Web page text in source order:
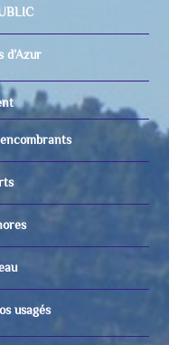
d’Azur
usagés